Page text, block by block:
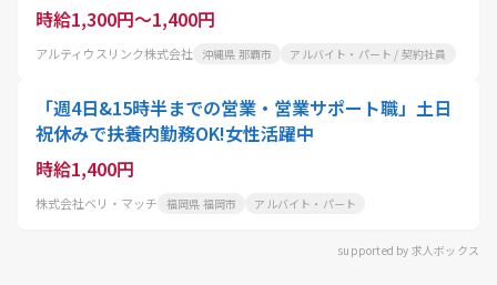
時給1,300円～1,400円
アルティウスリンク株式会社 沖縄県 那覇市 アルバイト・パート / 契約社員
「週4日&15時半までの営業・営業サポート職」土日
祝休みで扶養内勤務OK!女性活躍中
時給1,400円
株式会社ベリ・マッチ 福岡県 福岡市 アルバイト・パート
supported by 求人ボックス